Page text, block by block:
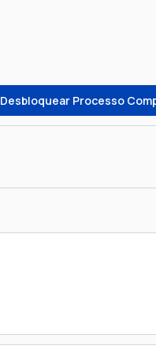
Desbloquear Processo